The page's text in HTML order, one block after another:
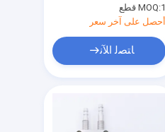
MOQ:1 قطع
أحصل على آخر سعر
ﺎﺘﺼﻟ ﺍﻶﻧ